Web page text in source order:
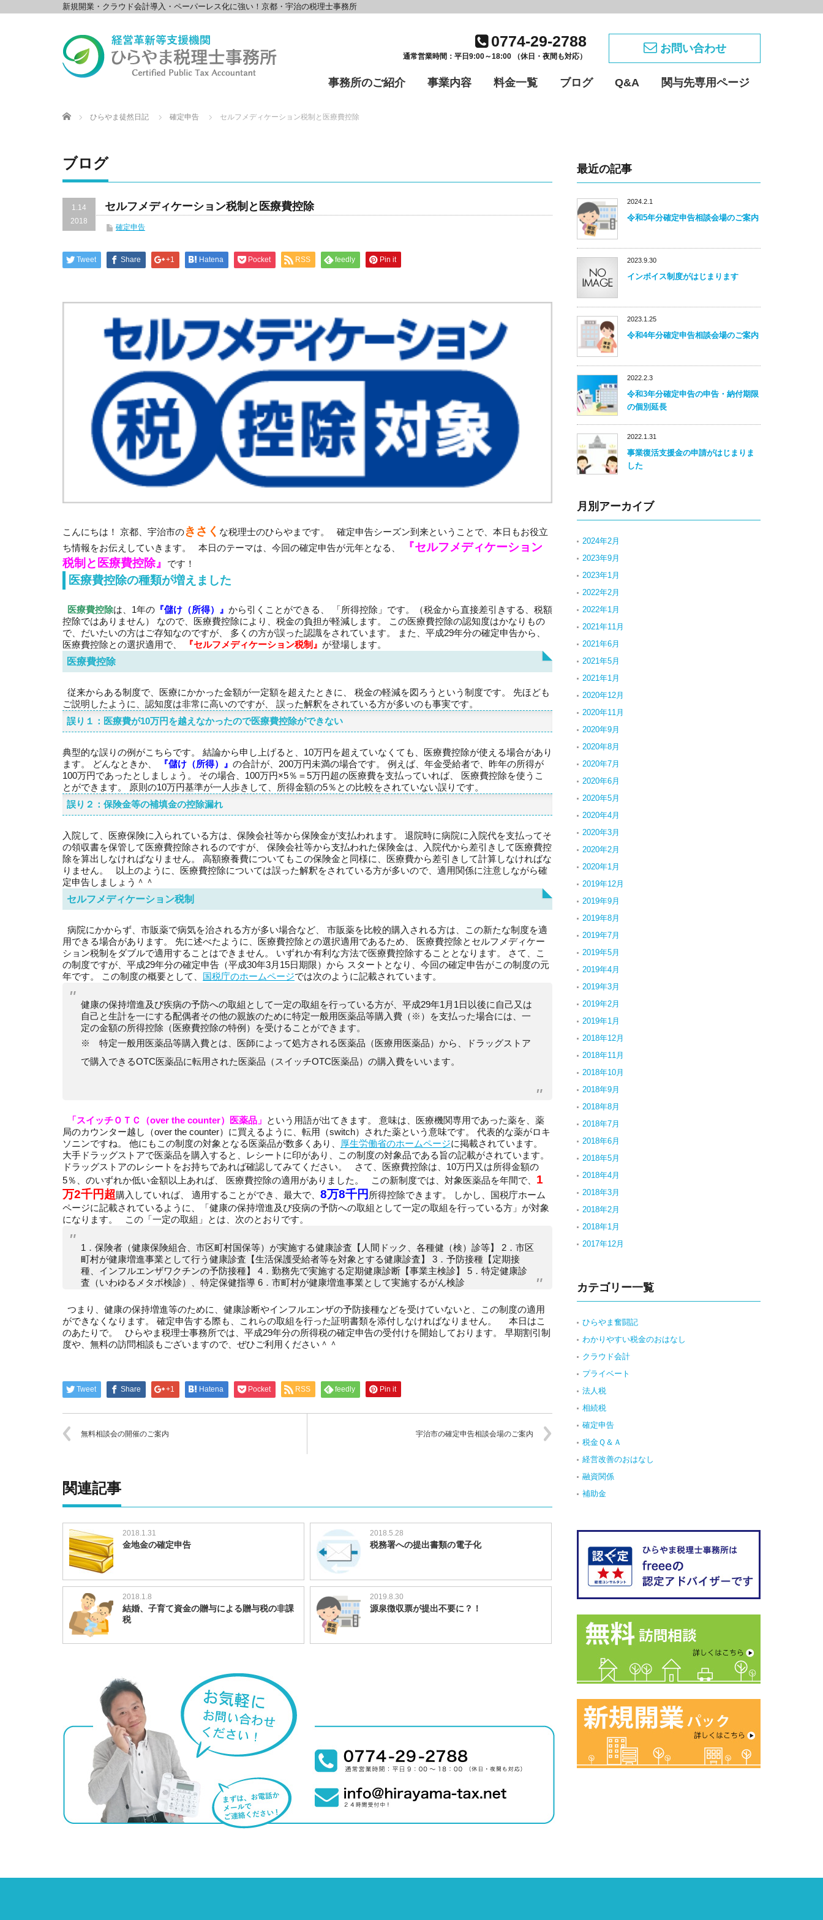
新規開業・クラウド会計導入・ペーパーレス化に強い！京都・宇治の税理士事務所
0774-29-2788
通常営業時間：平日9:00～18:00 （休日・夜間も対応）
お問い合わせ
事務所のご紹介 事業内容 料金一覧 ブログ Q&A 関与先専用ページ
Home ひらやま徒然日記 確定申告 セルフメディケーション税制と医療費控除
ブログ
1.14
2018
セルフメディケーション税制と医療費控除
確定申告
Tweet Share +1 Hatena Pocket RSS feedly Pin it
こんにちは！ 京都、宇治市のきさく な税理士のひらやまです。 確定申告シーズン到来ということで、本日もお役立
ち情報をお伝えしていきます。 本日のテーマは、今回の確定申告が元年となる、
『セルフメディケーション
税制と医療費控除』
です！
医療費控除の種類が増えました
医療費控除は、1年の 『儲け（所得）』 から引くことができる、 「所得控除」です。（税金から直接差引きする、税額
控除ではありません） なので、医療費控除により、税金の負担が軽減します。 この医療費控除の認知度はかなりもの
で、だいたいの方はご存知なのですが、 多くの方が誤った認識をされています。 また、平成29年分の確定申告から、
医療費控除との選択適用で、
『セルフメディケーション税制』 が登場します。
医療費控除
従来からある制度で、医療にかかった金額が一定額を超えたときに、 税金の軽減を図ろうという制度です。 先ほども
ご説明したように、認知度は非常に高いのですが、 誤った解釈をされている方が多いのも事実です。
誤り１：医療費が10万円を越えなかったので医療費控除ができない
典型的な誤りの例がこちらです。 結論から申し上げると、10万円を超えていなくても、医療費控除が使える場合があり
ます。 どんなときか、
『儲け（所得）』 の合計が、200万円未満の場合です。 例えば、年金受給者で、昨年の所得が
100万円であったとしましょう。 その場合、100万円×5％＝5万円超の医療費を支払っていれば、 医療費控除を使うこ
とができます。 原則の10万円基準が一人歩きして、所得金額の5％との比較をされていない誤りです。
誤り２：保険金等の補填金の控除漏れ
入院して、医療保険に入られている方は、保険会社等から保険金が支払われます。 退院時に病院に入院代を支払ってそ
の領収書を保管して医療費控除されるのですが、 保険会社等から支払われた保険金は、入院代から差引きして医療費控
除を算出しなければなりません。 高額療養費についてもこの保険金と同様に、医療費から差引きして計算しなければな
りません。 以上のように、医療費控除については誤った解釈をされている方が多いので、適用関係に注意しながら確
定申告しましょう＾＾
セルフメディケーション税制
病院にかからず、市販薬で病気を治される方が多い場合など、 市販薬を比較的購入される方は、この新たな制度を適
用できる場合があります。 先に述べたように、医療費控除との選択適用であるため、 医療費控除とセルフメディケー
ション税制をダブルで適用することはできません。 いずれか有利な方法で医療費控除することとなります。 さて、こ
の制度ですが、平成29年分の確定申告（平成30年3月15日期限）から スタートとなり、今回の確定申告がこの制度の元
年です。 この制度の概要として、 国税庁のホームページでは次のように記載されています。
健康の保持増進及び疾病の予防への取組として一定の取組を行っている方が、平成29年1月1日以後に自己又は
自己と生計を一にする配偶者その他の親族のために特定一般用医薬品等購入費（※）を支払った場合には、一
定の金額の所得控除（医療費控除の特例）を受けることができます。
※ 特定一般用医薬品等購入費とは、医師によって処方される医薬品（医療用医薬品）から、ドラッグストア
で購入できるOTC医薬品に転用された医薬品（スイッチOTC医薬品）の購入費をいいます。
「スイッチＯＴＣ（over the counter）医薬品」 という用語が出てきます。 意味は、医療機関専用であった薬を、薬
局のカウンター越し（over the counter）に買えるように、転用（switch）された薬という意味です。 代表的な薬がロキ
ソニンですね。 他にもこの制度の対象となる医薬品が数多くあり、 厚生労働省のホームページに掲載されています。
大手ドラッグストアで医薬品を購入すると、レシートに印があり、この制度の対象品である旨の記載がされています。
ドラッグストアのレシートをお持ちであれば確認してみてください。 さて、医療費控除は、10万円又は所得金額の
5％、のいずれか低い金額以上あれば、 医療費控除の適用がありました。 この新制度では、対象医薬品を年間で、 1
万2千円超購入していれば、 適用することができ、最大で、 8万8千円 所得控除できます。 しかし、国税庁ホーム
ページに記載されているように、「健康の保持増進及び疫病の予防への取組として一定の取組を行っている方」が対象
になります。 この「一定の取組」とは、次のとおりです。
1．保険者（健康保険組合、市区町村国保等）が実施する健康診査【人間ドック、各種健（検）診等】 2．市区
町村が健康増進事業として行う健康診査【生活保護受給者等を対象とする健康診査】 3．予防接種【定期接
種、インフルエンザワクチンの予防接種】 4．勤務先で実施する定期健康診断【事業主検診】 5．特定健康診
査（いわゆるメタボ検診）、特定保健指導 6．市町村が健康増進事業として実施するがん検診
つまり、健康の保持増進等のために、健康診断やインフルエンザの予防接種などを受けていないと、この制度の適用
ができなくなります。 確定申告する際も、これらの取組を行った証明書類を添付しなければなりません。 本日はこ
のあたりで。 ひらやま税理士事務所では、平成29年分の所得税の確定申告の受付けを開始しております。 早期割引制
度や、無料の訪問相談もございますので、ぜひご利用ください＾＾
Tweet Share +1 Hatena Pocket RSS feedly Pin it
無料相談会の開催のご案内 宇治市の確定申告相談会場のご案内
関連記事
2018.1.31
金地金の確定申告
2018.5.28
税務署への提出書類の電子化
2018.1.8
結婚、子育て資金の贈与による贈与税の非課
税
2019.8.30
源泉徴収票が提出不要に？！
最近の記事
2024.2.1
令和5年分確定申告相談会場のご案内
2023.9.30
インボイス制度がはじまります
2023.1.25
令和4年分確定申告相談会場のご案内
2022.2.3
令和3年分確定申告の申告・納付期限
の個別延長
2022.1.31
事業復活支援金の申請がはじまりま
した
月別アーカイブ
2024年2月
2023年9月
2023年1月
2022年2月
2022年1月
2021年11月
2021年6月
2021年5月
2021年1月
2020年12月
2020年11月
2020年9月
2020年8月
2020年7月
2020年6月
2020年5月
2020年4月
2020年3月
2020年2月
2020年1月
2019年12月
2019年9月
2019年8月
2019年7月
2019年5月
2019年4月
2019年3月
2019年2月
2019年1月
2018年12月
2018年11月
2018年10月
2018年9月
2018年8月
2018年7月
2018年6月
2018年5月
2018年4月
2018年3月
2018年2月
2018年1月
2017年12月
カテゴリー一覧
ひらやま奮闘記
わかりやすい税金のおはなし
クラウド会計
プライベート
法人税
相続税
確定申告
税金Ｑ＆Ａ
経営改善のおはなし
融資関係
補助金